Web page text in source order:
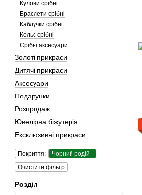
Кулони срібні
Браслети срібні
Каблучки срібні
Кольє срібні
Срібні аксесуари
Золоті прикраси
Дитячі прикраси
Аксесуари
Подарунки
Розпродаж
Ювелірна біжутерія
Ексклюзивні прикраси
Покриття:
Чорний родій
Очистити фільтр
Розділ